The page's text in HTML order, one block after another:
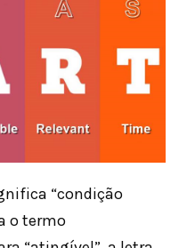
“condição
o termo